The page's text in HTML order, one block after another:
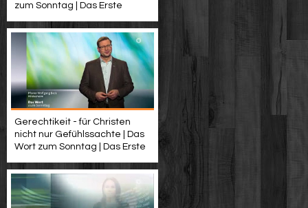
zum Sonntag | Das Erste
Gerechtikeit - für Christen
nicht nur Gefühlssachte | Das
Wort zum Sonntag | Das Erste